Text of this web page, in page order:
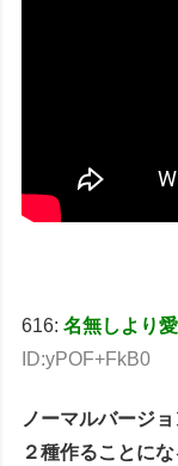
616:名無しより
ID:yPOF+FkB0
ノーマルバージ
２種作ることに